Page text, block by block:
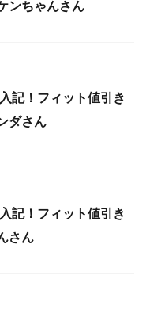
ンちゃんさん
記！フィット値引き
ダさん
記！フィット値引き
さん